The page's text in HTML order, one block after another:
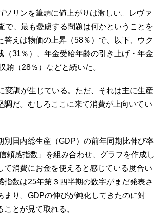
リンを筆頭に値上がりは激しい。レヴァ
で、最も憂慮する問題は何かということを
えは物価の上昇（58％）で、以下、ウク
31％）、年金受給年齢の引き上げ・年金
賄（28％）などと続いた。
調が生じている。ただ、それは主に生産
だ。むしろここに来て消費が上向いてい
国内総生産（GDP）の前年同期比伸び率
頼感指数」を組み合わせ、グラフを作成し
消費にお金を使えると感じている度合い
数は25年第３四半期の数字がまだ発表さ
り、GDPの伸びが鈍化してきたのに対
とが見て取れる。